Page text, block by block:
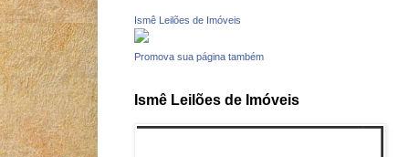
Ismê Leilões de Imóveis
Promova sua página também
Ismê Leilões de Imóveis